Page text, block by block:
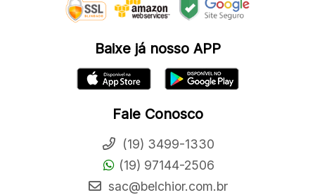
Baixe já nosso APP
Fale Conosco
(19) 3499-1330
(19) 97144-2506
sac@belchior.com.br